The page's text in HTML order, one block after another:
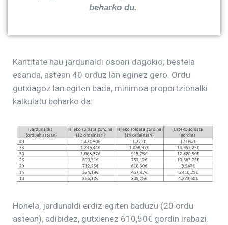
beharko du.
Kantitate hau jardunaldi osoari dagokio; bestela
esanda, astean 40 orduz lan eginez gero. Ordu
gutxiagoz lan egiten bada, minimoa proportzionalki
kalkulatu beharko da:
Honela, jardunaldi erdiz egiten baduzu (20 ordu
astean), adibidez, gutxienez 610,50€ gordin irabazi